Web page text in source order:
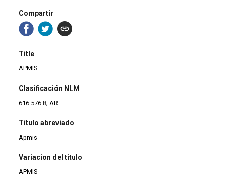
Compartir
Title
APMIS
Clasificación NLM
616:576.8; AR
Título abreviado
Apmis
Variacion del titulo
APMIS